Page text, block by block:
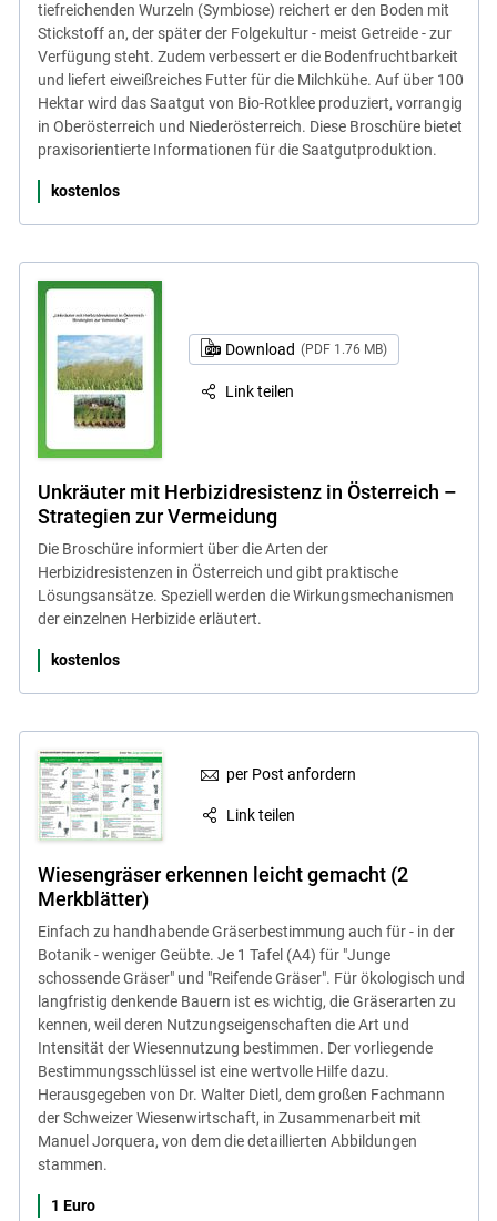
tiefreichenden Wurzeln (Symbiose) reichert er den Boden mit
Stickstoff an, der später der Folgekultur - meist Getreide - zur
Verfügung steht. Zudem verbessert er die Bodenfruchtbarkeit
und liefert eiweißreiches Futter für die Milchkühe. Auf über 100
Hektar wird das Saatgut von Bio-Rotklee produziert, vorrangig
in Oberösterreich und Niederösterreich. Diese Broschüre bietet
praxisorientierte Informationen für die Saatgutproduktion.
kostenlos
Download (PDF 1.76 MB)
Link teilen
Unkräuter mit Herbizidresistenz in Österreich –
Strategien zur Vermeidung
Die Broschüre informiert über die Arten der
Herbizidresistenzen in Österreich und gibt praktische
Lösungsansätze. Speziell werden die Wirkungsmechanismen
der einzelnen Herbizide erläutert.
kostenlos
per Post anfordern
Link teilen
Wiesengräser erkennen leicht gemacht (2
Merkblätter)
Einfach zu handhabende Gräserbestimmung auch für - in der
Botanik - weniger Geübte. Je 1 Tafel (A4) für "Junge
schossende Gräser" und "Reifende Gräser". Für ökologisch und
langfristig denkende Bauern ist es wichtig, die Gräserarten zu
kennen, weil deren Nutzungseigenschaften die Art und
Intensität der Wiesennutzung bestimmen. Der vorliegende
Bestimmungsschlüssel ist eine wertvolle Hilfe dazu.
Herausgegeben von Dr. Walter Dietl, dem großen Fachmann
der Schweizer Wiesenwirtschaft, in Zusammenarbeit mit
Manuel Jorquera, von dem die detaillierten Abbildungen
stammen.
1 Euro